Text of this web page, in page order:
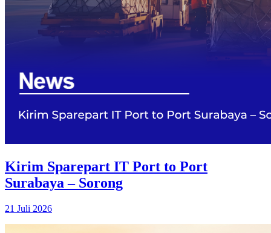
Kirim Sparepart IT Port to Port
Surabaya – Sorong
21 Juli 2026